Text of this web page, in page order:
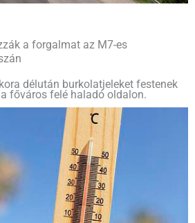
a forgalmat az M7-es
délután burkolatjeleket festenek
a főváros felé haladó oldalon.